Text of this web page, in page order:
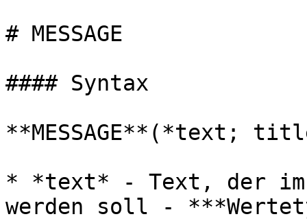
# MESSAGE
#### Syntax
**MESSAGE**(*text;
* *text* - Text, der im
werden soll -